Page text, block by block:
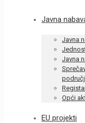
Javna
Javna
Javna
Opći
EU projekti